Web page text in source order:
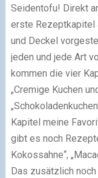
Seidentofu! Direkt
erste Rezeptkapitel
und Deckel
jeden und jede Art
kommen die vier
„Cremige Kuchen
Kapitel meine
gibt es noch
Kokossahne“,
Das zusätzlich